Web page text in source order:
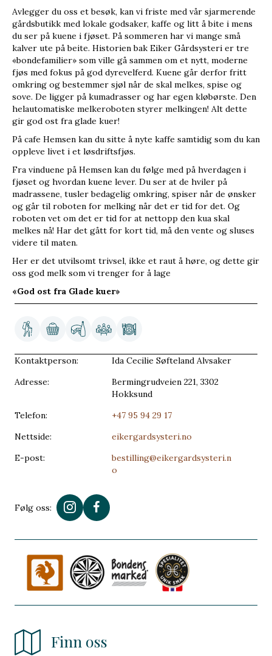
Kontaktperson:
Ida Cecilie Søfteland Alvsaker
Adresse:
Bermingrudveien 221, 3302
Hokksund
Telefon:
+47 95 94 29 17
Nettside:
eikergardsysteri.no
E-post:
bestilling@eikergardsysteri.n
o
Følg oss:
Finn oss
Avlegger du oss et besøk, kan vi friste med vår sjarmerende
gårdsbutikk med lokale godsaker, kaffe og litt å bite i mens
du ser på kuene i fjøset. På sommeren har vi mange små
kalver ute på beite. Historien bak Eiker Gårdsysteri er tre
«bondefamilier» som ville gå sammen om et nytt, moderne
fjøs med fokus på god dyrevelferd. Kuene går derfor fritt
omkring og bestemmer sjøl når de skal melkes, spise og
sove. De ligger på kumadrasser og har egen kløbørste. Den
helautomatiske melkeroboten styrer melkingen! Alt dette
gir god ost fra glade kuer!
På cafe Hemsen kan du sitte å nyte kaffe samtidig som du kan
oppleve livet i et løsdriftsfjøs.
Fra vinduene på Hemsen kan du følge med på hverdagen i
fjøset og hvordan kuene lever. Du ser at de hviler på
madrassene, tusler bedagelig omkring, spiser når de ønsker
og går til roboten for melking når det er tid for det. Og
roboten vet om det er tid for at nettopp den kua skal
melkes nå! Har det gått for kort tid, må den vente og sluses
videre til maten.
Her er det utvilsomt trivsel, ikke et raut å høre, og dette gir
oss god melk som vi trenger for å lage
«God ost fra Glade kuer»